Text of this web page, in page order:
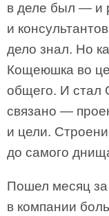
в деле был — и
и
дело знал. Но
Кощеюшка во
общего. И стал
связано —
и цели.
до самого
Пошел месяц
в компании